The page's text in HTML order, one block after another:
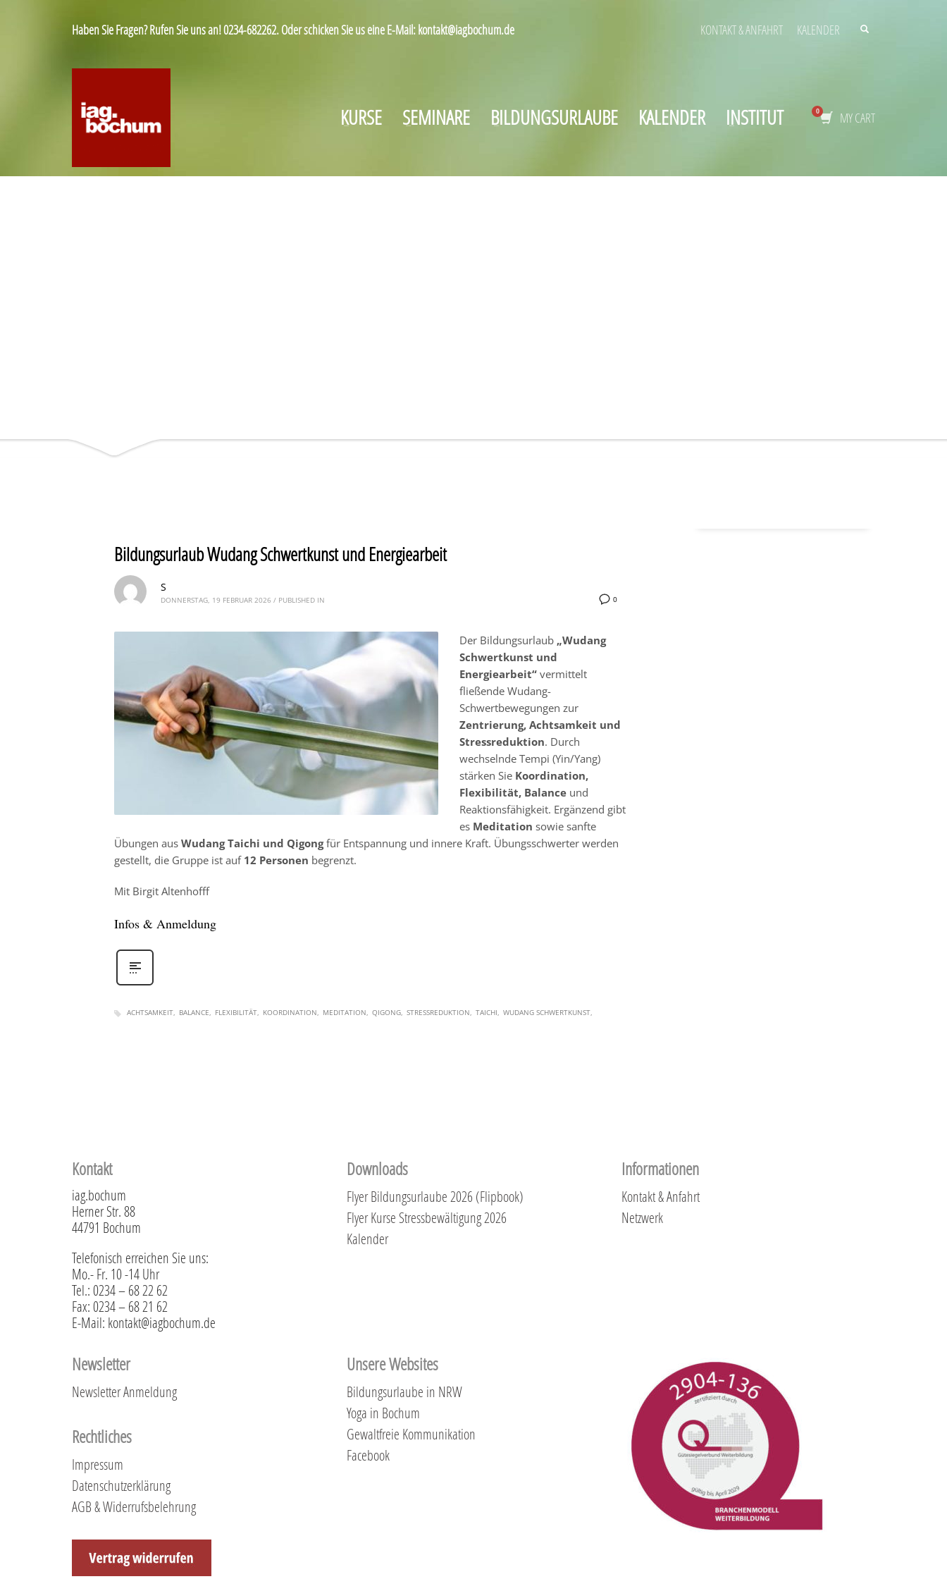
Haben Sie Fragen? Rufen Sie uns an! 0234-682262. Oder schicken Sie us eine E-Mail: kontakt@iagbochum.de KONTAKT & ANFAHRT KALENDER
KURSE SEMINARE BILDUNGSURLAUBE KALENDER INSTITUT MY CART
Bildungsurlaub Wudang Schwertkunst und Energiearbeit
0
S
DONNERSTAG, 19 FEBRUAR 2026 / PUBLISHED IN
Der Bildungsurlaub „Wudang
Schwertkunst und
Energiearbeit“ vermittelt
fließende Wudang-
Schwertbewegungen zur
Zentrierung, Achtsamkeit und
Stressreduktion. Durch
wechselnde Tempi (Yin/Yang)
stärken Sie Koordination,
Flexibilität, Balance und
Reaktionsfähigkeit. Ergänzend gibt
es Meditation sowie sanfte
Übungen aus Wudang Taichi und Qigongfür Entspannung und innere Kraft. Übungsschwerter werden
gestellt, die Gruppe ist auf 12 Personen begrenzt.
Mit Birgit Altenhofff
Infos & Anmeldung
ACHTSAMKEIT BALANCE FLEXIBILITÄT KOORDINATION MEDITATION QIGONG STRESSREDUKTION TAICHI WUDANG SCHWERTKUNST
Kontakt
iag.bochum
Herner Str. 88
44791 Bochum
Telefonisch erreichen Sie uns:
Mo.- Fr. 10 -14 Uhr
Tel.: 0234 – 68 22 62
Fax: 0234 – 68 21 62
E-Mail: kontakt@iagbochum.de
Downloads
Flyer Bildungsurlaube 2026 (Flipbook)
Flyer Kurse Stressbewältigung 2026
Kalender
Informationen
Kontakt & Anfahrt
Netzwerk
Newsletter
Newsletter Anmeldung
Rechtliches
Impressum
Datenschutzerklärung
AGB & Widerrufsbelehrung
Unsere Websites
Bildungsurlaube in NRW
Yoga in Bochum
Gewaltfreie Kommunikation
Facebook